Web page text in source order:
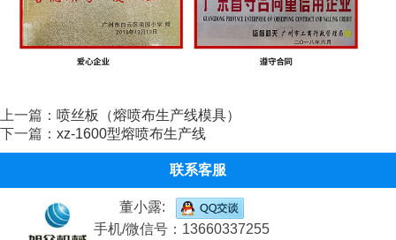
上一篇： 喷丝板（熔喷布生产线模具）
下一篇： xz-1600型熔喷布生产线
联系客服
董小露:
手机/微信号：13660337255